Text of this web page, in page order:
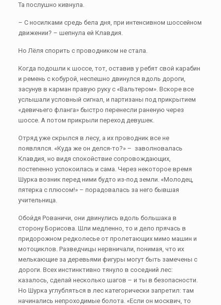
Та послушно кивнула.
– С носилками средь бела дня, при интенсивном шоссейном
движении? – шепнула ей Клавдия.
Но Лёля спорить с проводником не стала.
Когда подошли к шоссе, тот, оставив у ребят свой карабин
и ремень с кобурой, неспешно двинулся вдоль дороги,
засунув в карман правую руку с «Вальтером». Вскоре все
услышали условный сигнал, и партизаны под прикрытием
«девичьего фланга» быстро перенесли раненую через
шоссе. А потом прикрыли переход девушек.
Отряд уже скрылся в лесу, а их проводник все не
появлялся. «Куда же он делся-то?» – заволновалась
Клавдия, но видя спокойствие сопровождающих,
постепенно успокоилась и сама. Через некоторое время
Шурка возник перед ними будто из-под земли. «Молодец,
пятерка с плюсом!» – порадовалась за него бывшая
учительница.
Обойдя Рованичи, они двинулись вдоль большака в
сторону Борисова. Шли медленно, то и дело прячась в
придорожном редколесье от пролетающих мимо машин и
мотоциклов. Разведчицы нервничали, понимая, что их
мелькающие за деревьями фигуры могут быть замечены с
дороги. Всех инстинктивно тянуло в соседний лес:
казалось, сделай несколько шагов – и ты в безопасности.
Но Шурка углубляться в лес категорически запретил: там
начинались непроходимые болота. «Если он москвич, то